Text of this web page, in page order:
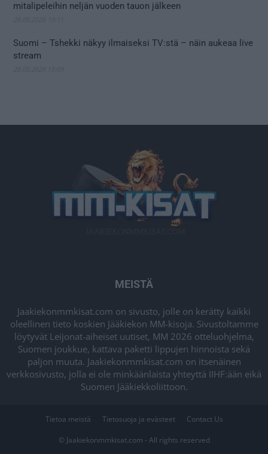
mitalipeleihin neljän vuoden tauon jälkeen
Suomi – Tshekki näkyy ilmaiseksi TV:stä – näin aukeaa live
stream
MEISTÄ
Jaakiekonmmkisat.com on sivusto, jolle on kerätty kaikki
oleellinen tieto koskien Jääkiekon MM-kisoja. Sivustoltamme
löytyvät Leijonat-aiheiset uutiset, MM 2026 otteluohjelma,
Suomen joukkue, kattava paketti lippujen hinnoista sekä
paljon muuta. Jaakiekonmmkisat.com on itsenäinen
verkkosivusto, jolla ei ole minkäänlaista yhteyttä IIHF:ään eikä
Suomen Jääkiekkoliittoon.
Tietoa meistä Tietosuoja ja evästeet Contact Us
© Jaakiekonmmkisat.com - All rights reserved